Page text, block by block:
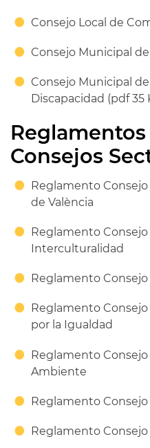
Consejo Local de
Consejo Municipal
Consejo Municipal
Discapacidad (pdf 35
Consejos
Reglamento
de València
Reglamento
Interculturalidad
Reglamento
Reglamento
por la Igualdad
Reglamento
Ambiente
Reglamento
Reglamento